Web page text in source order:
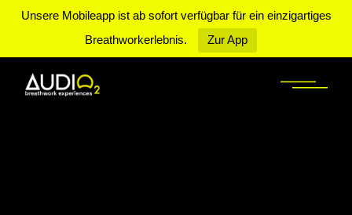
Unsere Mobileapp ist ab sofort verfügbar für ein einzigartiges
Breathworkerlebnis.
Zur App
Skip
content